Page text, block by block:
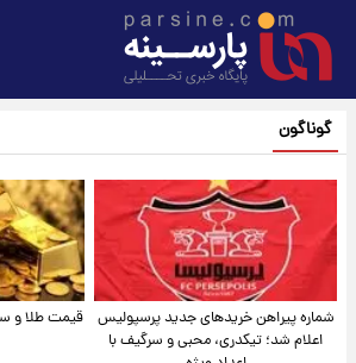
گوناگون
شماره پیراهن خریدهای جدید پرسپولیس
اعلام شد؛ تیکدری، محبی و سرگیف با